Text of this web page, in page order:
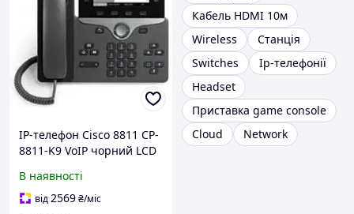
IP-телефон Cisco 8811 CP-
8811-K9 VoIP чорний LCD
В наявності
від2569₴/міс
Кабель HDMI 10м
Wireless
Станція
Switches
Ip-телефонії
Headset
Приставка game console
Cloud
Network